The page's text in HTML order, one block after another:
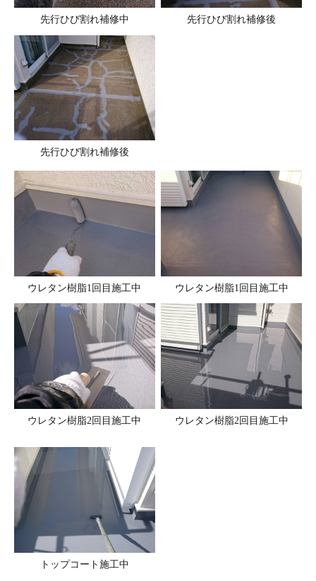
先行ひび割れ補修中 先行ひび割れ補修後
先行ひび割れ補修後
ウレタン樹脂1回目施工中 ウレタン樹脂1回目施工中
ウレタン樹脂2回目施工中 ウレタン樹脂2回目施工中
トップコート施工中